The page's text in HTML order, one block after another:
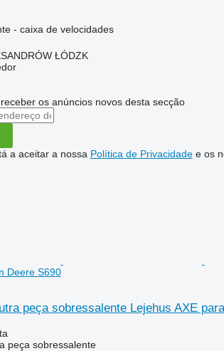
- caixa de velocidades
ŁÓDZK
os anúncios novos desta secção
a aceitar a nossa Política de Privacidadee os
Deere S690
peça sobressalente Lejehus AXE
peça sobressalente